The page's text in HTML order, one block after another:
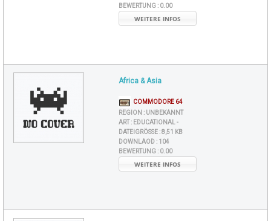
BEWERTUNG : 0.00
WEITERE INFOS
Africa & Asia
COMMODORE 64
REGION : UNBEKANNT
ART : EDUCATIONAL -
DATEIGRÖSSE : 8,51 KB
DOWNLAOD : 104
BEWERTUNG : 0.00
WEITERE INFOS